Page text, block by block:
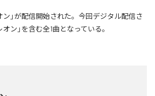
ン」が配信開始された。今回デジタル配信さ
ン」を含む全1曲となっている。